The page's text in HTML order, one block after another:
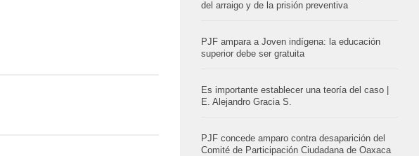
del arraigo y de la prisión preventiva
PJF ampara a Joven indígena: la educación
superior debe ser gratuita
Es importante establecer una teoría del caso |
E. Alejandro Gracia S.
PJF concede amparo contra desaparición del
Comité de Participación Ciudadana de Oaxaca